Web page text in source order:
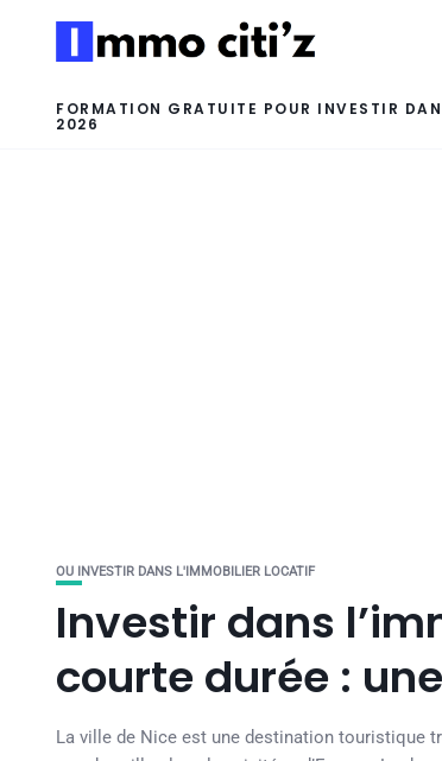
FORMATION GRATUITE POUR INVESTIR
2026
OU INVESTIR DANS L'IMMOBILIER LOCATIF
Investir dans
courte durée :
La ville de Nice est une destination touristique